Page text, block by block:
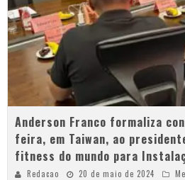
Anderson Franco formaliza
feira, em Taiwan, ao
fitness do mundo para
Redacao 20 de maio de 2024